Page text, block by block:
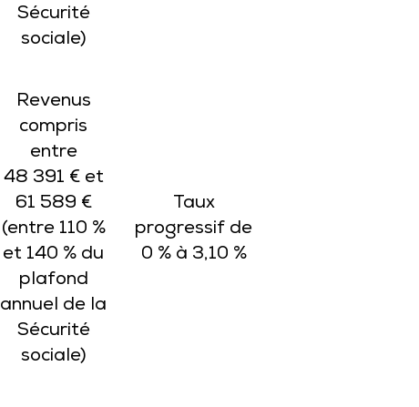
Sécurité
sociale)
Revenus
compris
entre
48 391 € et
61 589 €
(entre 110 %
et 140 % du
plafond
annuel de la
Sécurité
sociale)
Taux
progressif de
0 % à 3,10 %